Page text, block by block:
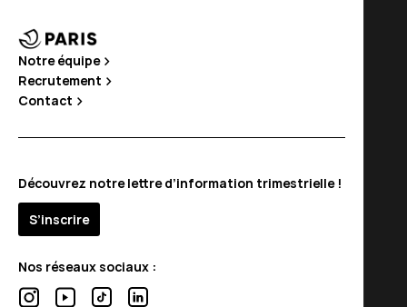
Notre équipe
Recrutement
Contact
Découvrez notre lettre d’information trimestrielle !
S’inscrire
Nos réseaux sociaux :